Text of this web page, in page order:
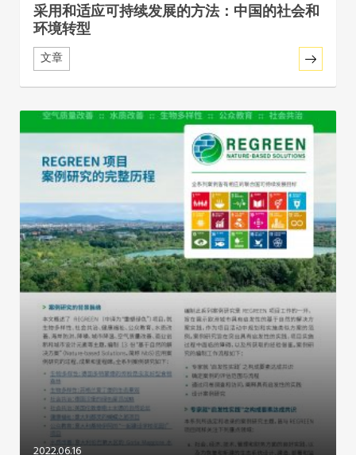
采用和适应可持续发展的方法：中国的社会和
环境转型
文章
2022.06.16